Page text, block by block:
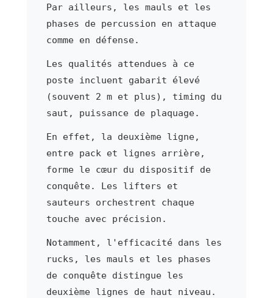
Par ailleurs, les mauls et les
phases de percussion en attaque
comme en défense.
Les qualités attendues à ce
poste incluent gabarit élevé
(souvent 2 m et plus), timing du
saut, puissance de plaquage.
En effet, la deuxième ligne,
entre pack et lignes arrière,
forme le cœur du dispositif de
conquête. Les lifters et
sauteurs orchestrent chaque
touche avec précision.
Notamment, l'efficacité dans les
rucks, les mauls et les phases
de conquête distingue les
deuxième lignes de haut niveau.